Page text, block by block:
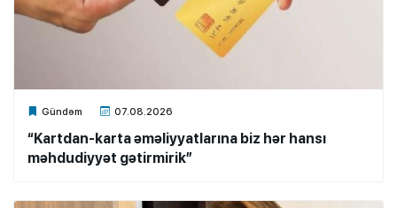
Gündəm 07.08.2026
Xalq.Online
“Kartdan-karta əməliyyatlarına biz hər hansı
məhdudiyyət gətirmirik”